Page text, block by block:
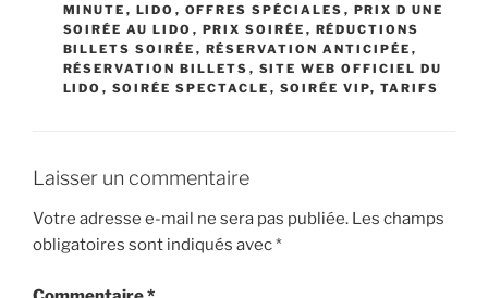
MINUTE , LIDO , OFFRES SPÉCIALES , PRIX D UNE
SOIRÉE AU LIDO , PRIX SOIRÉE , RÉDUCTIONS
BILLETS SOIRÉE , RÉSERVATION ANTICIPÉE ,
RÉSERVATION BILLETS , SITE WEB OFFICIEL DU
LIDO , SOIRÉE SPECTACLE , SOIRÉE VIP, TARIFS
Laisser un commentaire
Votre adresse e-mail ne sera pas publiée. Les champs
obligatoires sont indiqués avec*